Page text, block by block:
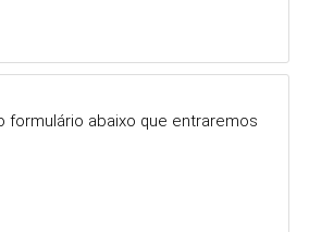
formulário abaixo que entraremos